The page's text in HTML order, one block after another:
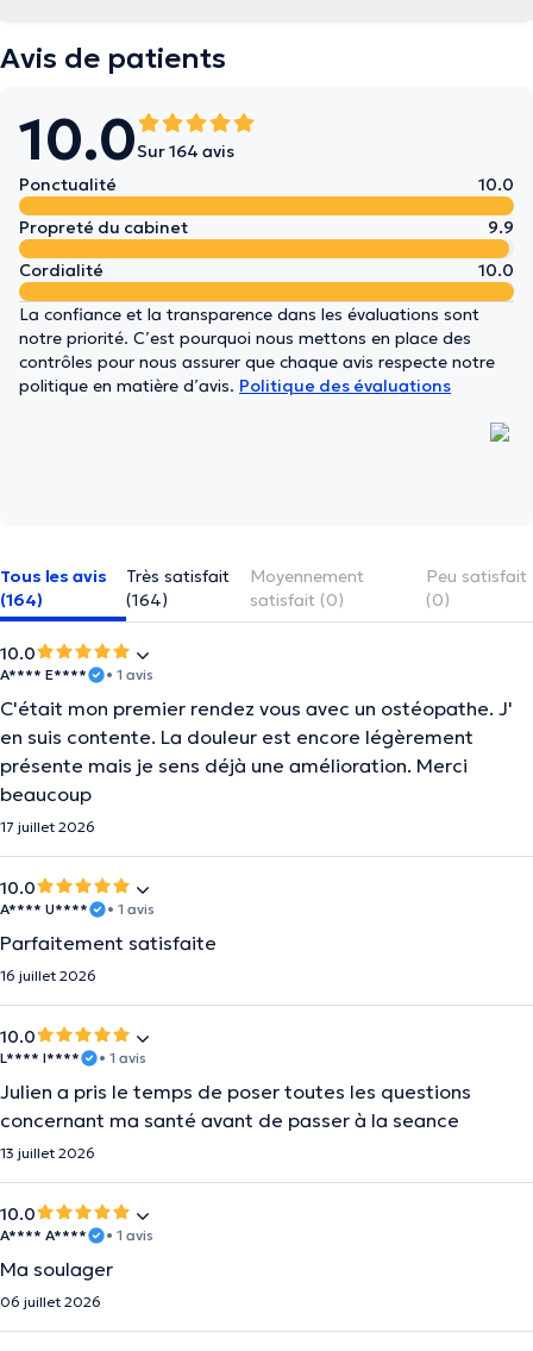
Avis de patients
10.0Sur 164 avis
Ponctualité
10.0
Propreté du cabinet
9.9
Cordialité
10.0
La confiance et la transparence dans les évaluations sont
notre priorité. C’est pourquoi nous mettons en place des
contrôles pour nous assurer que chaque avis respecte notre
politique en matière d’avis. Politique des évaluations
Tous les avis
(164)
Très satisfait
(164)
Moyennement
satisfait (0)
Peu satisfait
(0)
10.0
A**** E**** • 1 avis
C'était mon premier rendez vous avec un ostéopathe. J'
en suis contente. La douleur est encore légèrement
présente mais je sens déjà une amélioration. Merci
beaucoup
17 juillet 2026
10.0
A**** U**** • 1 avis
Parfaitement satisfaite
16 juillet 2026
10.0
L**** I**** • 1 avis
Julien a pris le temps de poser toutes les questions
concernant ma santé avant de passer à la seance
13 juillet 2026
10.0
A**** A**** • 1 avis
Ma soulager
06 juillet 2026